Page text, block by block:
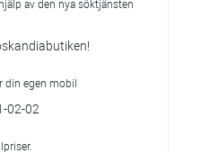
av den nya söktjänsten
din egen mobil
02-02